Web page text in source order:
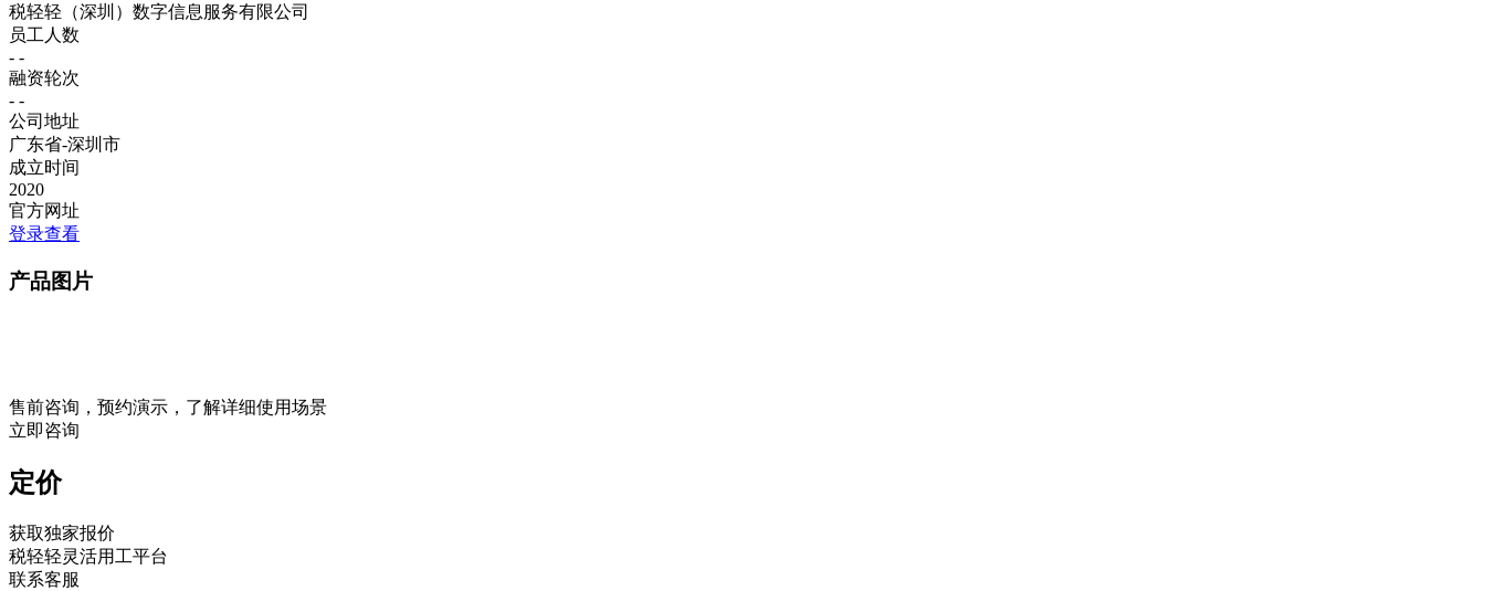
税轻轻（深圳）数字信息服务有限公司
员工人数
- -
融资轮次
- -
公司地址
广东省-深圳市
成立时间
2020
官方网址
登录查看
产品图片
售前咨询，预约演示，了解详细使用场景
立即咨询
定价
获取独家报价
税轻轻灵活用工平台
联系客服